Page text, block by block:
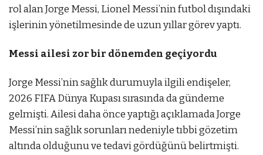
rol alan Jorge Messi, Lionel Messi’nin futbol dışındaki
işlerinin yönetilmesinde de uzun yıllar görev yaptı.
Messi ailesi zor bir dönemden geçiyordu
Jorge Messi’nin sağlık durumuyla ilgili endişeler,
2026 FIFA Dünya Kupası sırasında da gündeme
gelmişti. Ailesi daha önce yaptığı açıklamada Jorge
Messi’nin sağlık sorunları nedeniyle tıbbi gözetim
altında olduğunu ve tedavi gördüğünü belirtmişti.